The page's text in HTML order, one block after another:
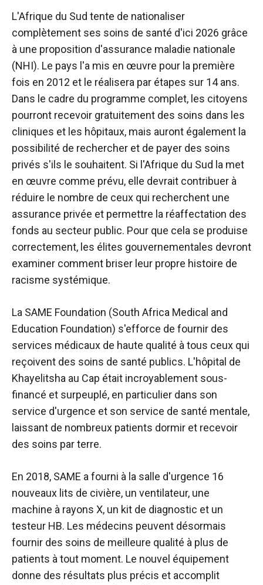
L'Afrique du Sud tente de nationaliser
complètement ses soins de santé d'ici 2026 grâce
à une proposition d'assurance maladie nationale
(NHI). Le pays l'a mis en œuvre pour la première
fois en 2012 et le réalisera par étapes sur 14 ans.
Dans le cadre du programme complet, les citoyens
pourront recevoir gratuitement des soins dans les
cliniques et les hôpitaux, mais auront également la
possibilité de rechercher et de payer des soins
privés s'ils le souhaitent. Si l'Afrique du Sud la met
en œuvre comme prévu, elle devrait contribuer à
réduire le nombre de ceux qui recherchent une
assurance privée et permettre la réaffectation des
fonds au secteur public. Pour que cela se produise
correctement, les élites gouvernementales devront
examiner comment briser leur propre histoire de
racisme systémique.
La SAME Foundation (South Africa Medical and
Education Foundation) s'efforce de fournir des
services médicaux de haute qualité à tous ceux qui
reçoivent des soins de santé publics. L'hôpital de
Khayelitsha au Cap était incroyablement sous-
financé et surpeuplé, en particulier dans son
service d'urgence et son service de santé mentale,
laissant de nombreux patients dormir et recevoir
des soins par terre.
En 2018, SAME a fourni à la salle d'urgence 16
nouveaux lits de civière, un ventilateur, une
machine à rayons X, un kit de diagnostic et un
testeur HB. Les médecins peuvent désormais
fournir des soins de meilleure qualité à plus de
patients à tout moment. Le nouvel équipement
donne des résultats plus précis et accomplit